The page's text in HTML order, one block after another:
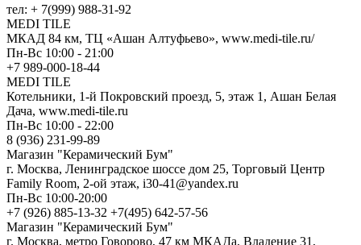
тел: + 7(999) 988-31-92
MEDI TILE
МКАД 84 км, ТЦ «Ашан Алтуфьево», www.medi-tile.ru/
Пн-Вс 10:00 - 21:00
+7 989-000-18-44
MEDI TILE
Котельники, 1-й Покровский проезд, 5, этаж 1, Ашан Белая
Дача, www.medi-tile.ru
Пн-Вс 10:00 - 22:00
8 (936) 231-99-89
Магазин "Керамический Бум"
г. Москва, Ленинградское шоссе дом 25, Торговый Центр
Family Room, 2-ой этаж, i30-41@yandex.ru
Пн-Вс 10:00-20:00
+7 (926) 885-13-32 +7(495) 642-57-56
Магазин "Керамический Бум"
г. Москва, метро Говорово, 47 км МКАДа, Владение 31,